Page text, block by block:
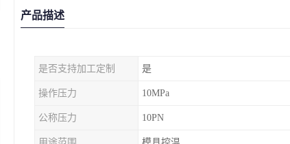
产品描述
是否支持加工定制 是
操作压力 10MPa
公称压力 10PN